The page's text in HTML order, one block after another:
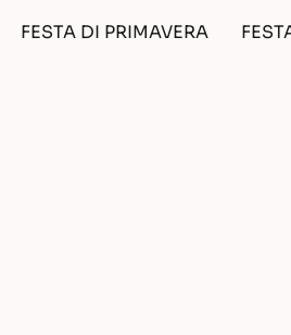
FESTA DI PRIMAVERA